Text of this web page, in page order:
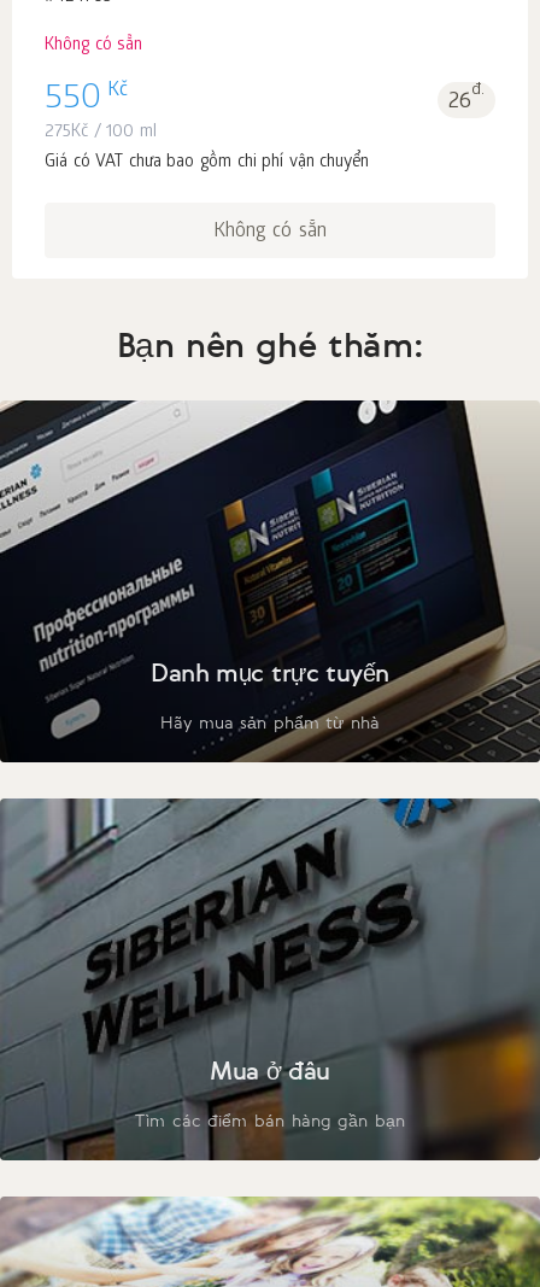
Không có sẵn
550 Kč 26đ.
275Kč / 100 ml
Giá có VAT chưa bao gồm chi phí vận chuyển
Không có sẵn
Bạn nên ghé thăm:
Danh mục trực tuyến
Hãy mua sản phẩm từ nhà
Mua ở đâu
Tìm các điểm bán hàng gần bạn